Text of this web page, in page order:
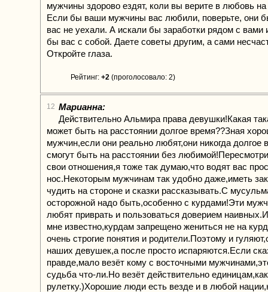
мужчины здорово ездят, коли вы верите в любовь на
Если бы ваши мужчины вас любили, поверьте, они
вас не уехали. А искали бы заработки рядом с вами
бы вас с собой. Даете советы другим, а сами
Откройте глаза.
Рейтинг: +2 (проголосовало: 2)
12 Марианна:
Действительно Альмира права девушки!Какая
может быть на расстоянии долгое время??Зная
мужчин,если они реально любят,они никогда долгое
смогут быть на расстоянии без
свои отношения,я тоже так думаю,что водят вас
нос.Некоторым мужчинам так удобно даже,иметь
чудить на стороне и сказки рассказывать.С
осторожной надо быть,особенно с курдами!Эти
любят приврать и пользоваться доверием
мне известно,курдам запрещено жениться не на
очень строгие понятия и родители.Поэтому и
наших девушек,а после просто испаряются.Если
правде,мало везёт кому с восточными
судьба что-ли.Но везёт действительно
рулетку.)Хорошие люди есть везде и в любой